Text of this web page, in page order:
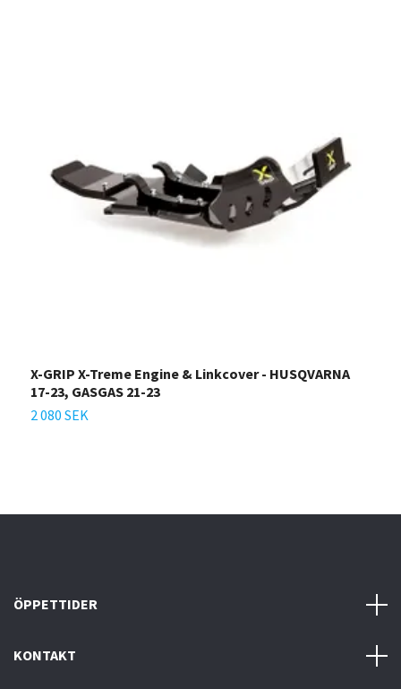
X-GRIP X-Treme Engine & Linkcover - HUSQVARNA
17-23, GASGAS 21-23
2 080 SEK
ÖPPETTIDER
KONTAKT